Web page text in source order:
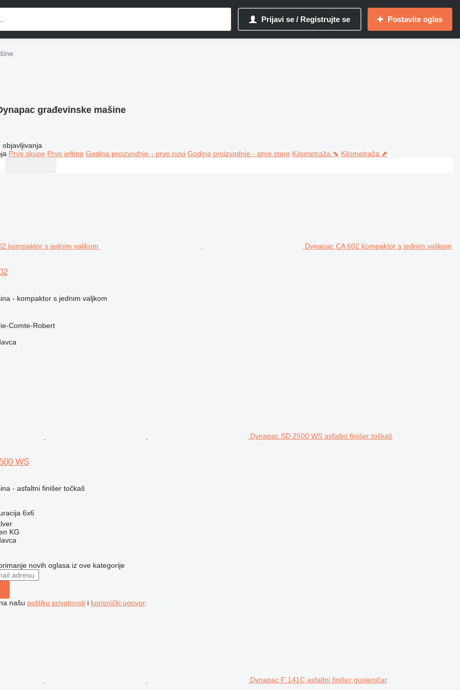
Prijavi se / Registrujte se Postavite oglas
građevinske mašine
objavljivanja
Prvo skupe Prvo jeftine Godina proizvodnje - prvo novi Godina proizvodnje - prvo stare Kilometraža ⬊ Kilometraža ⬈
Dynapac CA 602 kompaktor s jednim valjkom
- kompaktor s jednim valjkom
Comte-Robert
Dynapac SD 2500 WS asfaltni finišer točkaš
WS
- asfaltni finišer točkaš
6x6
KG
novih oglasa iz ove kategorije
našu politiku privatnostii korisnički ugovor.
Dynapac F 141C asfaltni finišer gusjeničar